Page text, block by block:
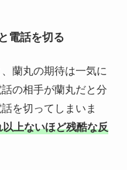
電話を切る
蘭丸の期待は一気に
の相手が蘭丸だと分
を切ってしまいま
上ないほど残酷な反